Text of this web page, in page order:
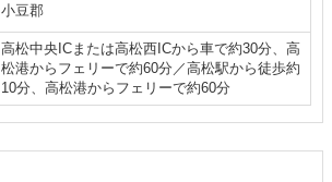
小豆郡
高松中央ICまたは高松西ICから車で約30分、高
松港からフェリーで約60分／高松駅から徒歩約
10分、高松港からフェリーで約60分